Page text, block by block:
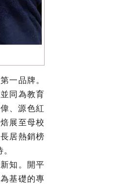
一品牌。
同為教育
、源色紅
展至母校
居熱銷榜
知。開平
基礎的專